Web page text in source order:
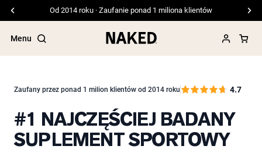
Od 2014 roku · Zaufanie ponad 1 miliona klientów
Menu
Popularne wyszukiwania
”Protein Powder“
Zaufany przez ponad 1 milion klientów od 2014 roku 4.7
#1 NAJCZĘŚCIEJ BADANY
SUPLEMENT SPORTOWY